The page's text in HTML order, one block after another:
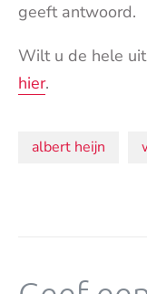
geeft antwoord.
Wilt u de hele
hier.
albert heijn